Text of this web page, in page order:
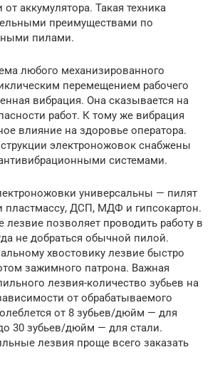
от аккумулятора. Такая техника
преимуществами по
пилами.
любого механизированного
перемещением рабочего
вибрация. Она сказывается на
работ. К тому же вибрация
влияние на здоровье оператора.
электроножовок снабжены
системами.
универсальны — пилят
пластмассу, ДСП, МДФ и гипсокартон.
лезвие позволяет проводить работу в
не добраться обычной пилой.
хвостовику лезвие быстро
зажимного патрона. Важная
лезвия-количество зубьев на
от обрабатываемого
от 8 зубьев/дюйм — для
30 зубьев/дюйм — для стали.
лезвия проще всего заказать